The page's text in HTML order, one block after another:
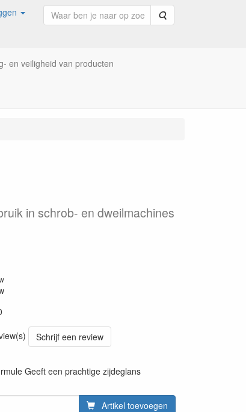
Zoeken
en veiligheid van producten
in schrob- en dweilmachines
Schrijf een review
Geeft een prachtige zijdeglans
Artikel toevoegen